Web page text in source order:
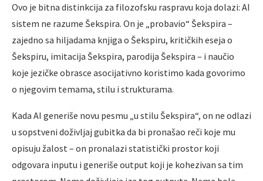
Ovo je bitna distinkcija za filozofsku raspravu koja dolazi: AI
sistem ne razume Šekspira. On je „probavio“ Šekspira –
zajedno sa hiljadama knjiga o Šekspiru, kritičkih eseja o
Šekspiru, imitacija Šekspira, parodija Šekspira – i naučio
koje jezičke obrasce asocijativno koristimo kada govorimo
o njegovim temama, stilu i strukturama.
Kada AI generiše novu pesmu „u stilu Šekspira“, on ne odlazi
u sopstveni doživljaj gubitka da bi pronašao reči koje mu
opisuju žalost – on pronalazi statistički prostor koji
odgovara inputu i generiše output koji je kohezivan sa tim